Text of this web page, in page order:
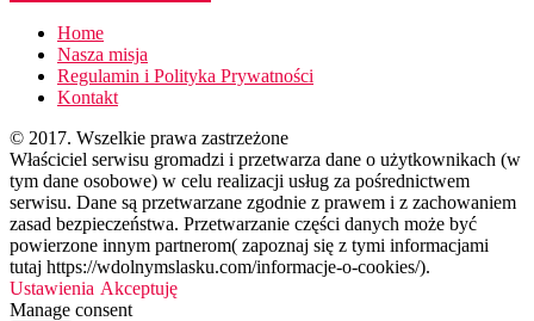
Home
Nasza misja
Regulamin i Polityka Prywatności
Kontakt
© 2017. Wszelkie prawa zastrzeżone
Właściciel serwisu gromadzi i przetwarza dane o użytkownikach (w
tym dane osobowe) w celu realizacji usług za pośrednictwem
serwisu. Dane są przetwarzane zgodnie z prawem i z zachowaniem
zasad bezpieczeństwa. Przetwarzanie części danych może być
powierzone innym partnerom( zapoznaj się z tymi informacjami
tutaj https://wdolnymslasku.com/informacje-o-cookies/).
Ustawienia Akceptuję
Manage consent